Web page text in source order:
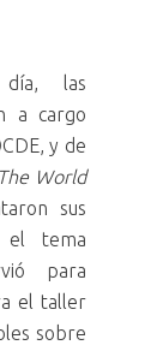
las
a cargo
y de
The World
sus
el tema
para
el taller
sobre